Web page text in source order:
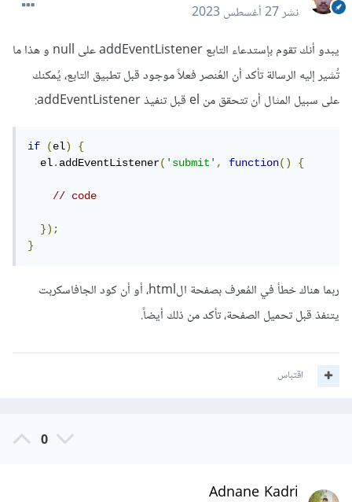
نشر27 أغسطس 2023
يبدو أنك تقوم بإستدعاء التابع addEventListener على null و هذا ما
تُشير إليه الرسالة تأكد أن العُنصر فعلاً موجود قبل تطبيق التابع، يُمكنك
على سبيل المثال أن تتحقق من el قبل تنفيذ addEventListener:
if (el)
{
  el
.addEventListener('submit', function() {
// code
});
}
ربما هناك خطأ في المُعرف بصفحة الhtml، أو أن كود الجافاسكربت
يتنفذ قبل تحميل الصفحة، تأكد من ذلك أيضاً.
اقتباس
0
Adnane Kadri